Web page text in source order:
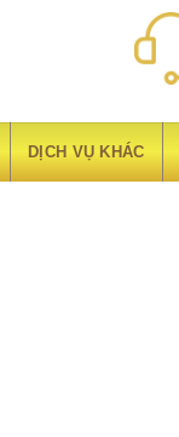
DỊCH VỤ KHÁC